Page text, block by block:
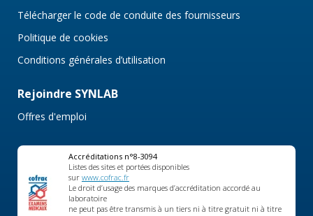
Télécharger le code de conduite des fournisseurs
Politique de cookies
Conditions générales d’utilisation
Rejoindre SYNLAB
Offres d'emploi
Accréditations n°8-3094
Listes des sites et portées disponibles
sur www.cofrac.fr
Le droit d’usage des marques d’accréditation accordé au
laboratoire
ne peut pas être transmis à un tiers ni à titre gratuit ni à titre